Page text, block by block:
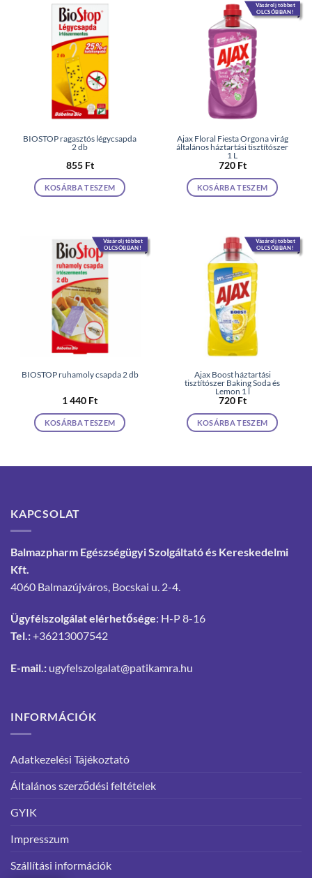
BIOSTOP ragasztós légycsapda
2 db
855 Ft
KOSÁRBA TESZEM
Vásárolj többet
OLCSÓBBAN!
Ajax Floral Fiesta Orgona virág
általános háztartási tisztítószer
1 L
720 Ft
KOSÁRBA TESZEM
Vásárolj többet
OLCSÓBBAN!
BIOSTOP ruhamoly csapda 2 db
1 440 Ft
KOSÁRBA TESZEM
Vásárolj többet
OLCSÓBBAN!
Ajax Boost háztartási
tisztítószer Baking Soda és
Lemon 1 l
720 Ft
KOSÁRBA TESZEM
KAPCSOLAT
Balmazpharm Egészségügyi Szolgáltató és Kereskedelmi
Kft.
4060 Balmazújváros, Bocskai u. 2-4.
Ügyfélszolgálat elérhetősége: H-P 8-16
Tel.:+36213007542
E-mail.: ugyfelszolgalat@patikamra.hu
INFORMÁCIÓK
Adatkezelési Tájékoztató
Általános szerződési feltételek
GYIK
Impresszum
Szállítási információk